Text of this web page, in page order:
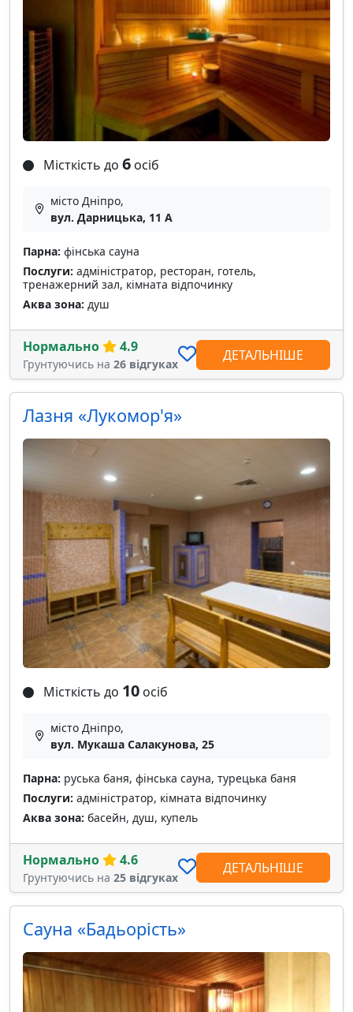
Місткість до 6 осіб
місто Дніпро,
вул. Дарницька, 11 А
Парна: фінська сауна
Послуги: адміністратор, ресторан, готель,
тренажерний зал, кімната відпочинку
Аква зона: душ
Нормально 4.9
Грунтуючись на 26 відгуках
ДЕТАЛЬНІШЕ
Лазня «Лукомор'я»
Місткість до 10 осіб
місто Дніпро,
вул. Мукаша Салакунова, 25
Парна: руська баня, фінська сауна, турецька баня
Послуги: адміністратор, кімната відпочинку
Аква зона: басейн, душ, купель
Нормально 4.6
Грунтуючись на 25 відгуках
ДЕТАЛЬНІШЕ
Сауна «Бадьорість»